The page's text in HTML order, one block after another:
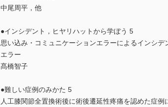
中尾周平，他
●インシデント，ヒヤリハットから学ぼう 5
思い込み・コミュニケーションエラーによるインシ
エラー
髙橋智子
●難しい症例のみかた 5
人工膝関節全置換術後に術後遷延性疼痛を認めた症例